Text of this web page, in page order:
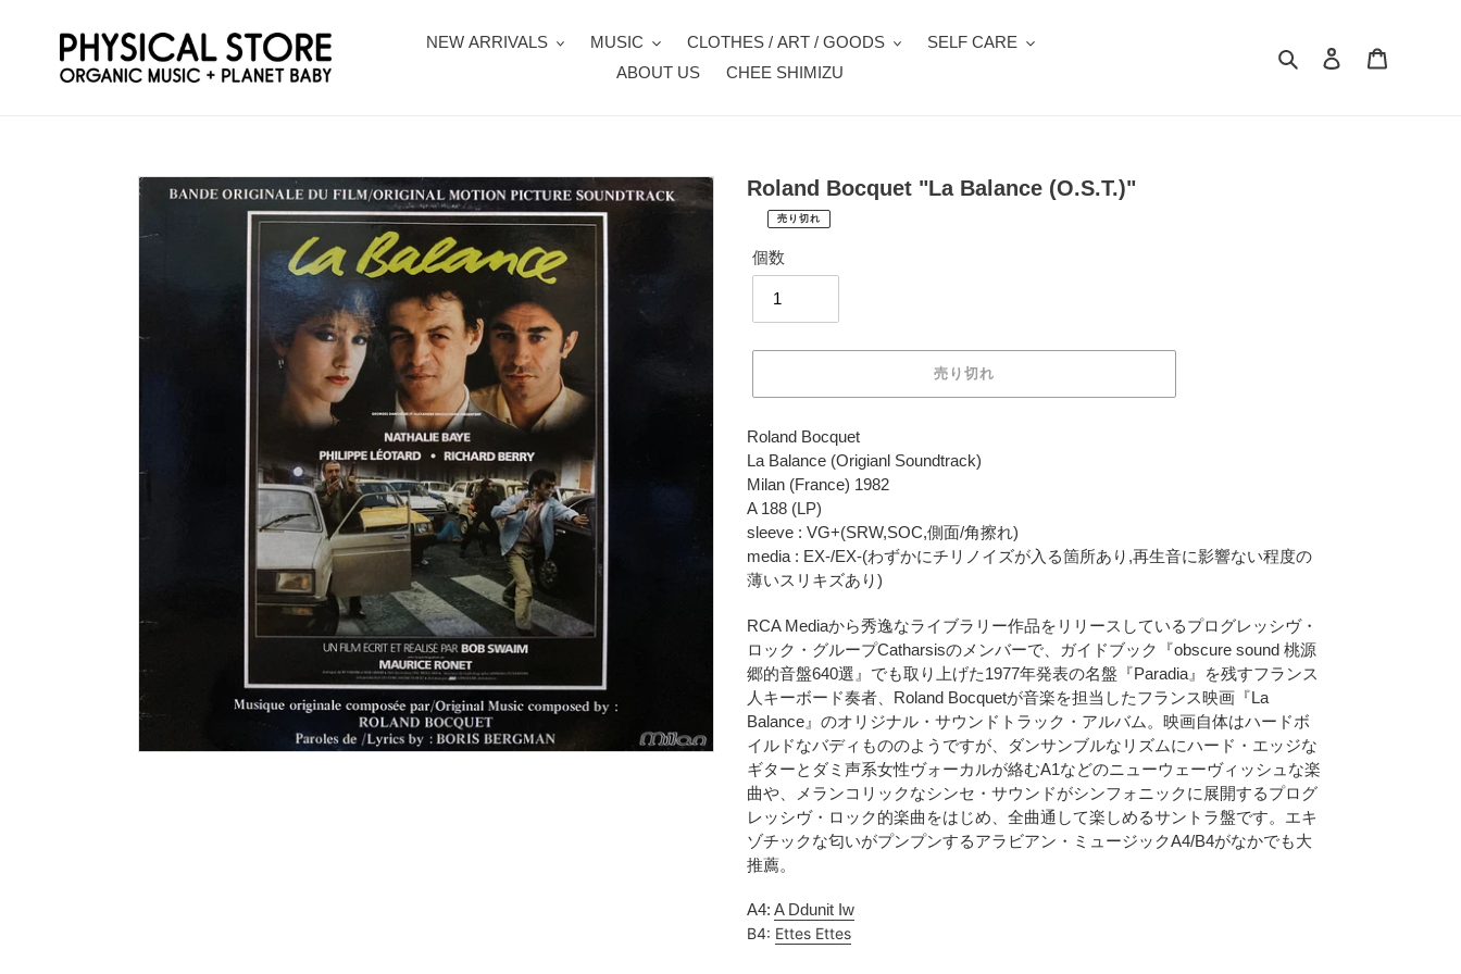
NEW ARRIVALS MUSIC CLOTHES / ART / GOODS
SELF CARE
ABOUT US
CHEE SHIMIZU
検索 ログイン
Roland Bocquet "La Balance (O.S.T.)"
常
格
¥2,530
売り切れ
税
込
手
続
き
計
算
さ
ま
す
コ
ン
デ
ィ
シ
ョ
ン
表
記
つ
い
個数
売り切れ
カ
ー
ト
に
商
品
を
加
す
る
Roland Bocquet
La Balance (Origianl Soundtrack)
Milan (France) 1982
A 188 (LP)
sleeve : VG+(SRW,SOC,側面/角擦れ)
media : EX-/EX-(わずかにチリノイズが入る箇所あり,再生音に影響ない程度の
薄いスリキズあり)
RCA Mediaから秀逸なライブラリー作品をリリースしているプログレッシヴ・
ロック・グループCatharsisのメンバーで、ガイドブック『obscure sound 桃源
郷的音盤640選』でも取り上げた1977年発表の名盤『Paradia』を残すフランス
人キーボード奏者、Roland Bocquetが音楽を担当したフランス映画『La
Balance』のオリジナル・サウンドトラック・アルバム。映画自体はハードボ
イルドなバディもののようですが、ダンサンブルなリズムにハード・エッジな
ギターとダミ声系女性ヴォーカルが絡むA1などのニューウェーヴィッシュな楽
曲や、メランコリックなシンセ・サウンドがシンフォニックに展開するプログ
レッシヴ・ロック的楽曲をはじめ、全曲通して楽しめるサントラ盤です。エキ
ゾチックな匂いがプンプンするアラビアン・ミュージックA4/B4がなかでも大
推薦。
A4: A Ddunit Iw
B4: Ettes Ettes